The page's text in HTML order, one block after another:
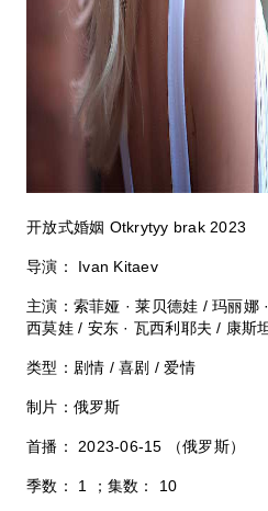
开放式婚姻 Otkrytyy brak 2023
导演： Ivan Kitaev
主演：索菲娅 · 莱贝德娃 / 玛丽娜
西莫娃 / 安东 · 瓦西利耶夫 / 康斯
类型：剧情 / 喜剧 / 爱情
制片：俄罗斯
首播： 2023-06-15 （俄罗斯）
季数： 1 ；集数： 10